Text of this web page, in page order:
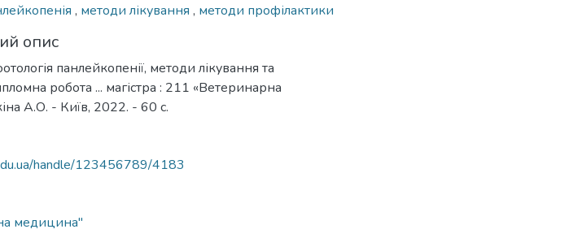
, методи лікування , методи профілактики
опис
панлейкопенії, методи лікування та
робота ... магістра : 211 «Ветеринарна
А.О. - Київ, 2022. - 60 с.
handle/123456789/4183
медицина"